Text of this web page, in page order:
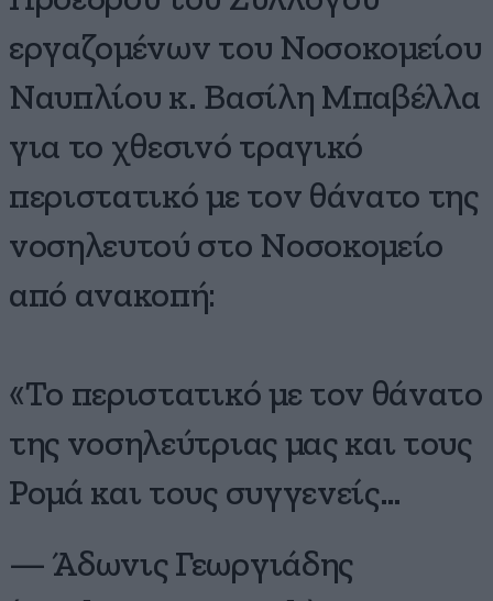
εργαζομένων του Νοσοκομείου
Ναυπλίου κ. Βασίλη Μπαβέλλα
για το χθεσινό τραγικό
περιστατικό με τον θάνατο της
νοσηλευτού στο Νοσοκομείο
από ανακοπή:
«Το περιστατικό με τον θάνατο
της νοσηλεύτριας μας και τους
Ρομά και τους συγγενείς…
— Άδωνις Γεωργιάδης